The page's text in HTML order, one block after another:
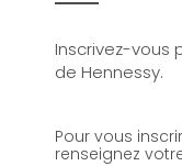
Inscrivez-vous
de Hennessy.
Pour vous
renseignez